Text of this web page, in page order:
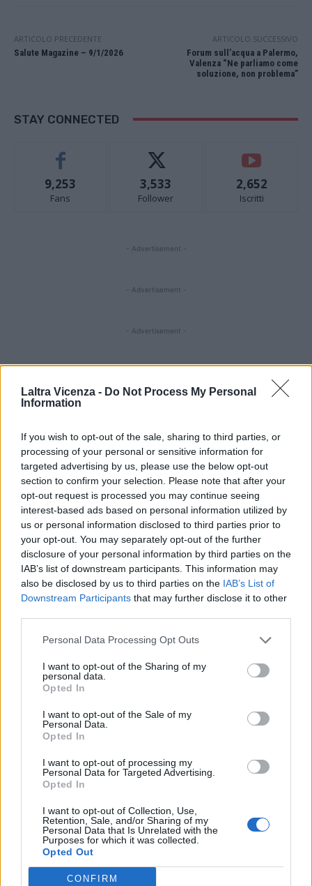
Laltra Vicenza - Do Not Process My Personal
Information
If you wish to opt-out of the sale, sharing to third parties, or
processing of your personal or sensitive information for
targeted advertising by us, please use the below opt-out
section to confirm your selection. Please note that after your
opt-out request is processed you may continue seeing
interest-based ads based on personal information utilized by
us or personal information disclosed to third parties prior to
your opt-out. You may separately opt-out of the further
disclosure of your personal information by third parties on the
IAB’s list of downstream participants. This information may
also be disclosed by us to third parties on the IAB’s List of
Downstream Participants that may further disclose it to other
Personal Data Processing Opt Outs
I want to opt-out of the Sharing of my
personal data.
Opted In
I want to opt-out of the Sale of my
Personal Data.
Opted In
I want to opt-out of processing my
Personal Data for Targeted Advertising.
Opted In
I want to opt-out of Collection, Use,
Retention, Sale, and/or Sharing of my
Personal Data that Is Unrelated with the
Purposes for which it was collected.
Opted Out
CONFIRM
ARTICOLO PRECEDENTE
Salute Magazine – 9/1/2026
ARTICOLO SUCCESSIVO
Forum sull’acqua a Palermo,
Valenza “Ne parliamo come
soluzione, non problema”
STAY CONNECTED
9,253
Fans
3,533
Follower
2,652
Iscritti
- Advertisement -
- Advertisement -
- Advertisement -
Ferragosto: Gallerie d’Italia Intesa
Sanpaolo di Vicenza aperte gratis
EVENTI
Paolo Gnutti premiato come eccellenza
veneta nel mondo all’International
Scledum film festival
Berici in Festival 2026: a Lonigo “Little
Celeste Carobene
EVENTI